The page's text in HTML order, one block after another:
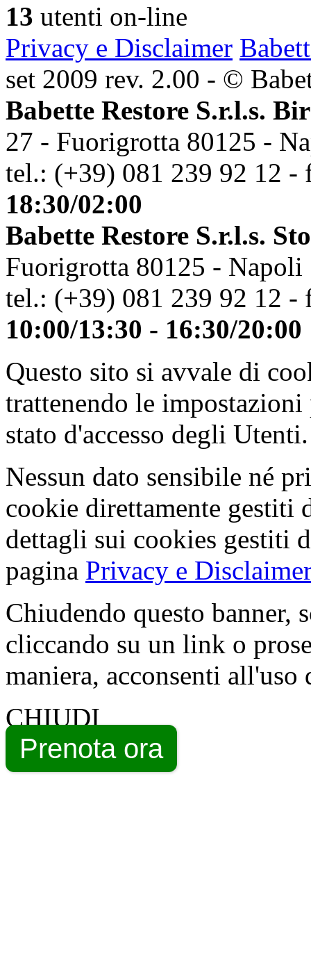
13 utenti on-line
Privacy e Disclaimer
set 2009 rev. 2.00 - ©
Babette Restore S.r.l.s.
27 - Fuorigrotta 80125 -
tel.: (+39) 081 239 92 12 -
18:30/02:00
Babette Restore S.r.l.s.
Fuorigrotta 80125 - Napoli
tel.: (+39) 081 239 92 12 -
10:00/13:30 - 16:30/20:00
Questo sito si avvale di
trattenendo le
stato d'accesso degli Utenti.
Nessun dato sensibile né
cookie direttamente gestiti
dettagli sui cookies gestiti
pagina Privacy e Disclaimer
Chiudendo questo banner,
cliccando su un link o
maniera, acconsenti all'uso
CHIUDI
Prenota ora